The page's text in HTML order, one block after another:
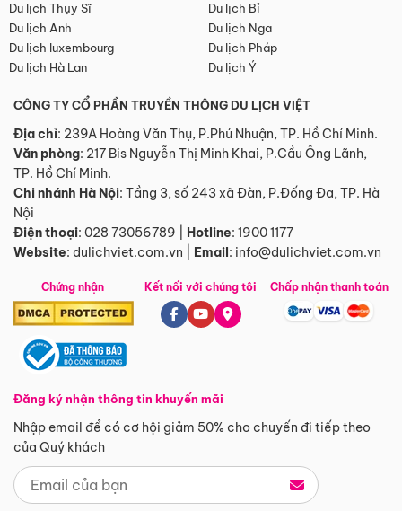
Du lịch Thụy Sĩ
Du lịch Bỉ
Du lịch Anh
Du lịch Nga
Du lịch luxembourg
Du lịch Pháp
Du lịch Hà Lan
Du lịch Ý
CÔNG TY CỔ PHẦN TRUYỀN THÔNG DU LỊCH VIỆT
Địa chỉ: 239A Hoàng Văn Thụ, P.Phú Nhuận, TP. Hồ Chí Minh.
Văn phòng: 217 Bis Nguyễn Thị Minh Khai, P.Cầu Ông Lãnh,
TP. Hồ Chí Minh.
Chi nhánh Hà Nội: Tầng 3, số 243 xã Đàn, P.Đống Đa, TP. Hà
Nội
Điện thoại: 028 73056789 Hotline: 1900 1177
Website: dulichviet.com.vn Email: info@dulichviet.com.vn
Chứng nhận
Đăng ký nhận thông tin khuyến mãi
Nhập email để có cơ hội giảm 50% cho chuyến đi tiếp theo
của Quý khách
Kết nối với chúng tôi Chấp nhận thanh toán